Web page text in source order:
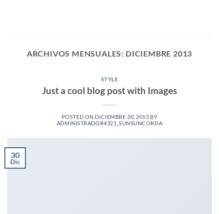
ARCHIVOS MENSUALES: DICIEMBRE 2013
STYLE
Just a cool blog post with Images
POSTED ON DICIEMBRE 30, 2013 BY
ADMINISTRADOR4321_SUNSUNCORDA
30
Dic